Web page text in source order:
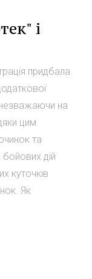
і
придбала
незважаючи на
цим
та
дій
куточків
Як